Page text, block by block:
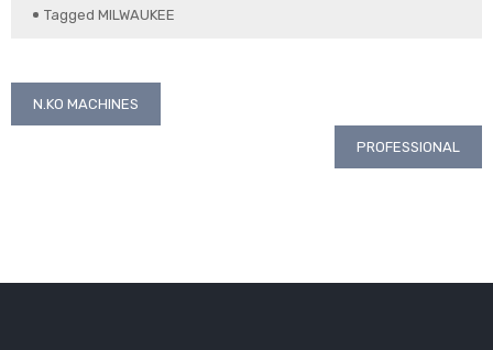
Tagged MILWAUKEE
Навігація
N.KO MACHINES
PROFESSIONAL